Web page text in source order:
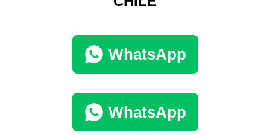
WhatsApp
WhatsApp